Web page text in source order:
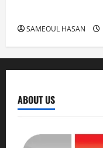
SAMEOUL HASAN
ABOUT US